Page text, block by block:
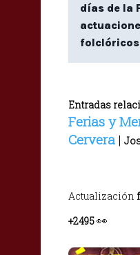
días de la
Entradas
Ferias y
Cervera |
Actualización
+2495👀